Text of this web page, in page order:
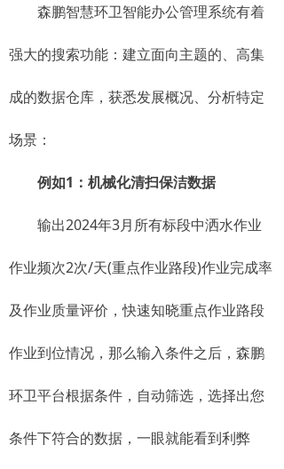
森鹏智慧环卫智能办公管理系统有着
强大的搜索功能：建立面向主题的、高集
成的数据仓库，获悉发展概况、分析特定
场景：
例如1：机械化清扫保洁数据
输出2024年3月所有标段中洒水作业
作业频次2次/天(重点作业路段)作业完成率
及作业质量评价，快速知晓重点作业路段
作业到位情况，那么输入条件之后，森鹏
环卫平台根据条件，自动筛选，选择出您
条件下符合的数据，一眼就能看到利弊